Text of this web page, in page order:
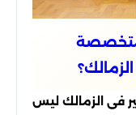
متخصصة
فى الزمالك ليس